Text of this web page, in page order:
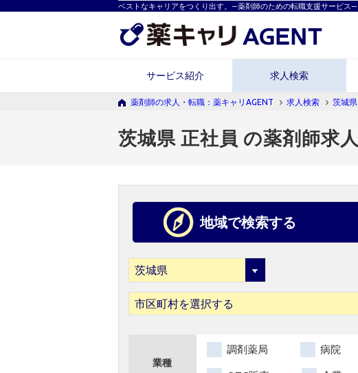
ベストなキャリアをつくり出す。―薬剤師のための転職支援サービス―
サービス紹介 求人検索
薬剤師の求人・転職：薬キャリAGENT 求人検索 茨城県
茨城県 正社員 の薬剤師求人
地域で検索する
市区町村を選択する
業種
調剤薬局 病院